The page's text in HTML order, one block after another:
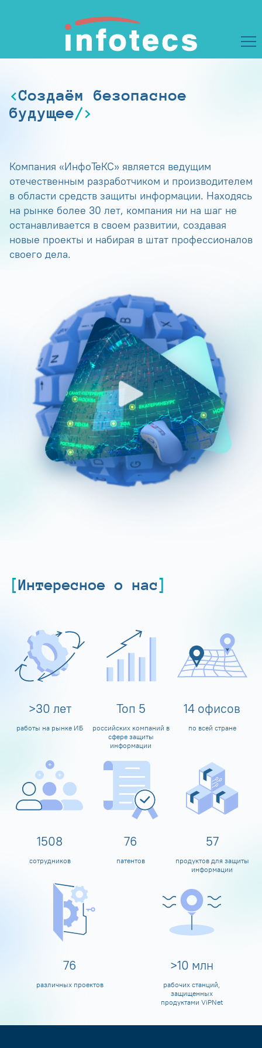
Создаём безопасное
будущее
Компания «ИнфоТеКС» является ведущим
отечественным разработчиком и производителем
в области средств защиты информации. Находясь
на рынке более 30 лет, компания ни на шаг не
останавливается в своем развитии, создавая
новые проекты и набирая в штат профессионалов
своего дела.
Интересное о нас
>30 лет
работы на рынке ИБ
Топ 5
российских компаний в
сфере защиты
информации
14 офисов
по всей стране
1600
сотрудников
80
патентов
60
продуктов для защиты
информации
80
различных проектов
>10 млн
рабочих станций,
защищенных
продуктами ViPNet